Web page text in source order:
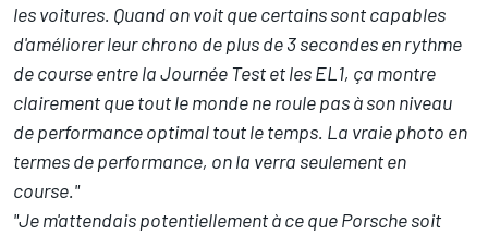
les voitures. Quand on voit que certains sont capables
d'améliorer leur chrono de plus de 3 secondes en rythme
de course entre la Journée Test et les EL1, ça montre
clairement que tout le monde ne roule pas à son niveau
de performance optimal tout le temps. La vraie photo en
termes de performance, on la verra seulement en
course."
"Je m'attendais potentiellement à ce que Porsche soit